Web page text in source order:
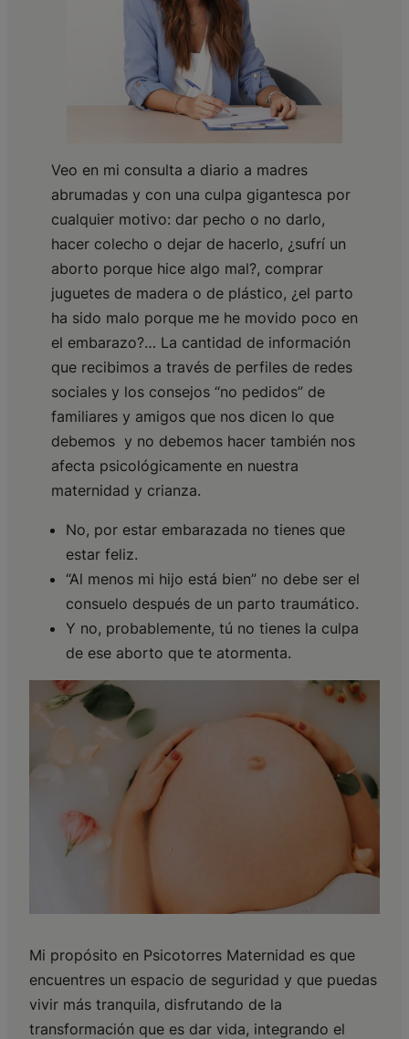
Veo en mi consulta a diario a madres
abrumadas y con una culpa gigantesca por
cualquier motivo: dar pecho o no darlo,
hacer colecho o dejar de hacerlo, ¿sufrí un
aborto porque hice algo mal?, comprar
juguetes de madera o de plástico, ¿el parto
ha sido malo porque me he movido poco en
el embarazo?… La cantidad de información
que recibimos a través de perfiles de redes
sociales y los consejos “no pedidos” de
familiares y amigos que nos dicen lo que
debemos y no debemos hacer también nos
afecta psicológicamente en nuestra
maternidad y crianza.
No, por estar embarazada no tienes que
estar feliz.
“Al menos mi hijo está bien” no debe ser el
consuelo después de un parto traumático.
Y no, probablemente, tú no tienes la culpa
de ese aborto que te atormenta.
Mi propósito en Psicotorres Maternidad es que
encuentres un espacio de seguridad y que puedas
vivir más tranquila, disfrutando de la
transformación que es dar vida, integrando el